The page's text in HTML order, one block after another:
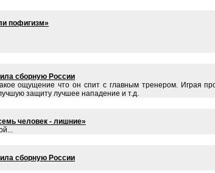
пофигизм»
сборную России
ощущение что он спит с главным тренером.
защиту лучшее нападение и т.д.
человек - лишние»
сборную России